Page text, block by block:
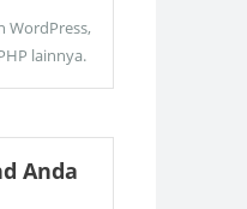
WordPress,
lainnya.
Anda